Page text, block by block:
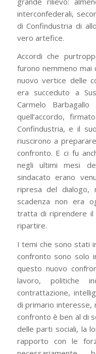
interconfederali,
di Confindustria di
vero artefice.
Accordi che
furono nemmeno mai
nuovo vertice delle
era succeduto a
Carmelo
quell’accordo,
Confindustria, e il
riuscirono a
confronto. E ci fu
negli ultimi mesi
sindacato erano
ripresa del dialogo,
scadenza non era
tratta di riprendere il
ripartire.
I temi che sono stati
confronto sono solo
questo nuovo
lavoro, politiche
contrattazione,
di primario interesse,
confronto è ben al di
delle parti sociali, la
rapporto con le